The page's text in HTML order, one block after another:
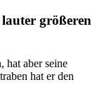
größeren
hat aber seine
hat er den